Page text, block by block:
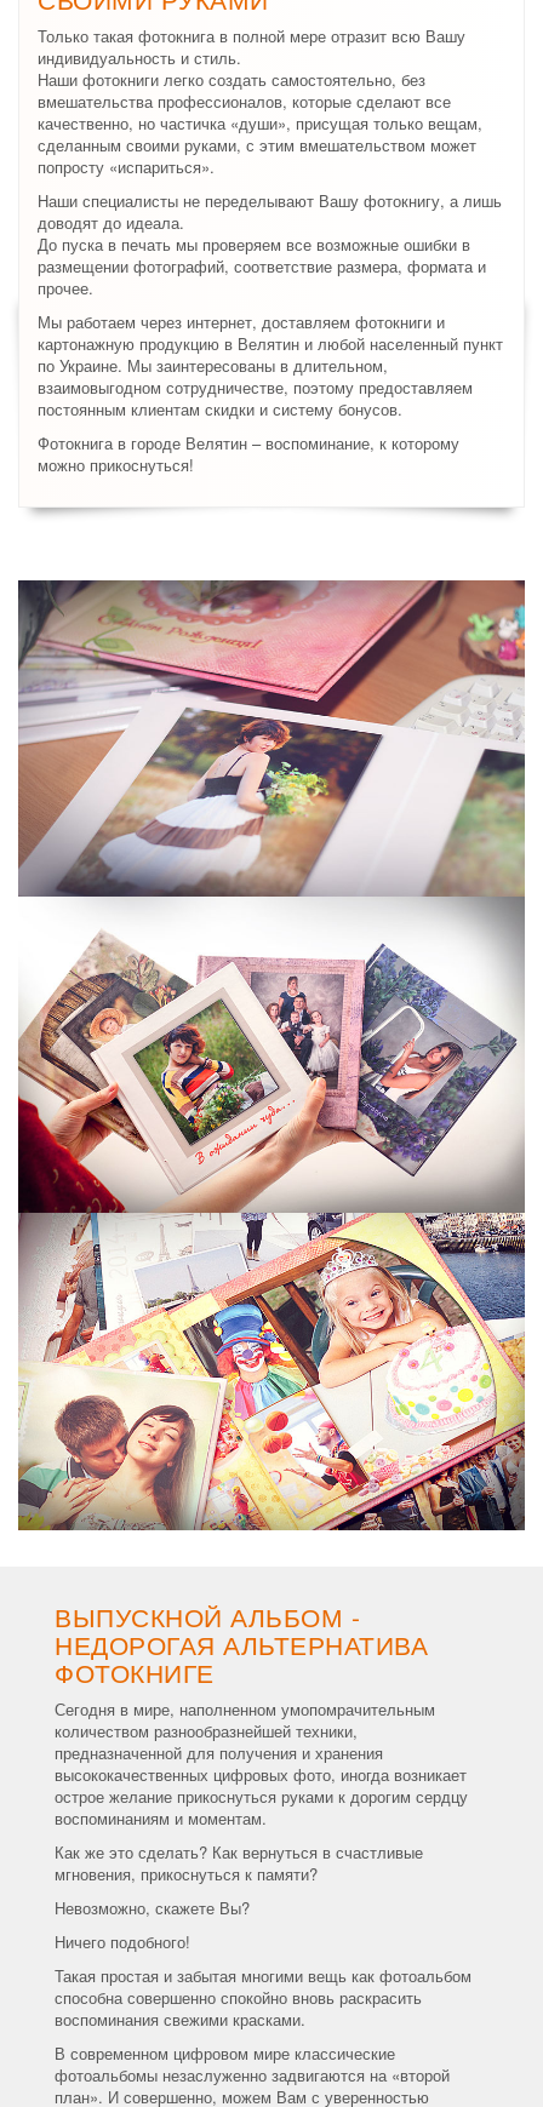
Только такая фотокнига в полной мере отразит всю Вашу
индивидуальность и стиль.
Наши фотокниги легко создать самостоятельно, без
вмешательства профессионалов, которые сделают все
качественно, но частичка «души», присущая только вещам,
сделанным своими руками, с этим вмешательством может
попросту «испариться».
Наши специалисты не переделывают Вашу фотокнигу, а лишь
доводят до идеала.
До пуска в печать мы проверяем все возможные ошибки в
размещении фотографий, соответствие размера, формата и
прочее.
Мы работаем через интернет, доставляем фотокниги и
картонажную продукцию в Велятин и любой населенный пункт
по Украине. Мы заинтересованы в длительном,
взаимовыгодном сотрудничестве, поэтому предоставляем
постоянным клиентам скидки и систему бонусов.
Фотокнига в городе Велятин – воспоминание, к которому
можно прикоснуться!
ВЫПУСКНОЙ АЛЬБОМ -
НЕДОРОГАЯ АЛЬТЕРНАТИВА
ФОТОКНИГЕ
Сегодня в мире, наполненном умопомрачительным
количеством разнообразнейшей техники,
предназначенной для получения и хранения
высококачественных цифровых фото, иногда возникает
острое желание прикоснуться руками к дорогим сердцу
воспоминаниям и моментам.
Как же это сделать? Как вернуться в счастливые
мгновения, прикоснуться к памяти?
Невозможно, скажете Вы?
Ничего подобного!
Такая простая и забытая многими вещь как фотоальбом
способна совершенно спокойно вновь раскрасить
воспоминания свежими красками.
В современном цифровом мире классические
фотоальбомы незаслуженно задвигаются на «второй
план». И совершенно, можем Вам с уверенностью